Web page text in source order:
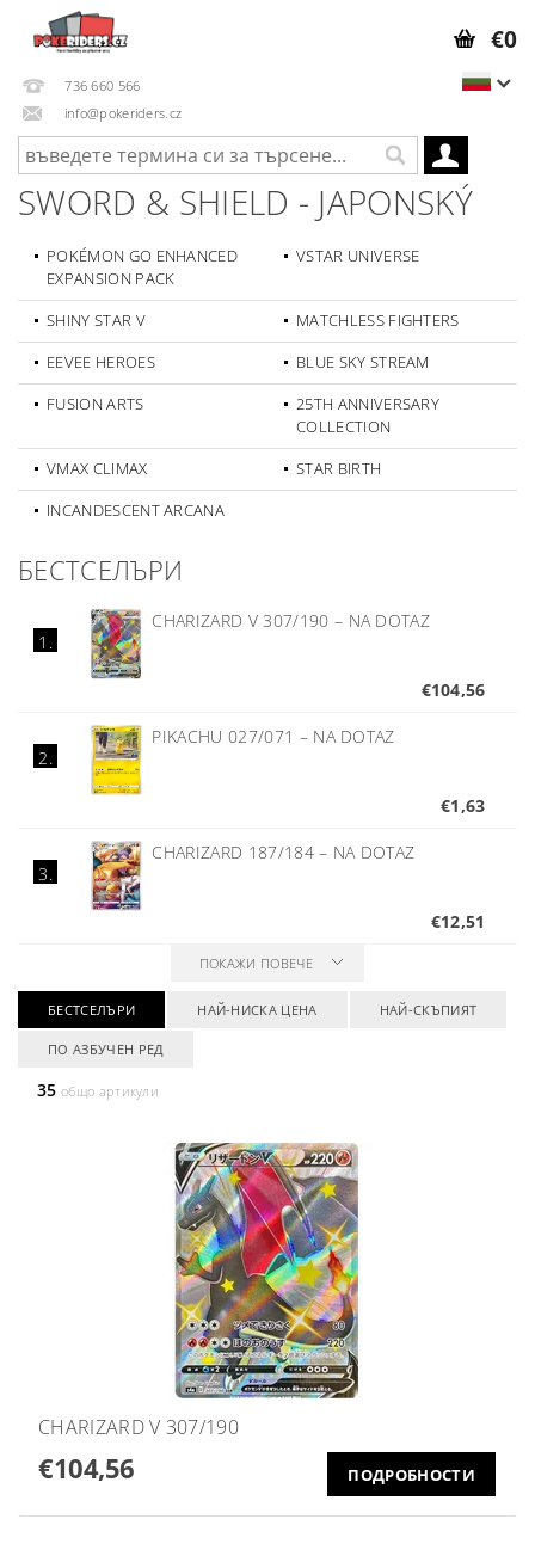
736 660 566
info@pokeriders.cz
€0
SWORD & SHIELD - JAPONSKÝ
POKÉMON GO ENHANCED
EXPANSION PACK
VSTAR UNIVERSE
SHINY STAR V
MATCHLESS FIGHTERS
EEVEE HEROES
BLUE SKY STREAM
FUSION ARTS
25TH ANNIVERSARY
COLLECTION
VMAX CLIMAX
STAR BIRTH
INCANDESCENT ARCANA
БЕСТСЕЛЪРИ
1.
CHARIZARD V 307/190 – NA DOTAZ
€104,56
2.
PIKACHU 027/071 – NA DOTAZ
€1,63
3.
CHARIZARD 187/184– NA DOTAZ
€12,51
ПОКАЖИ ПОВЕЧЕ
БЕСТСЕЛЪРИ НАЙ-НИСКА ЦЕНА НАЙ-СКЪПИЯТ
ПО АЗБУЧЕН РЕД
35 общо артикули
CHARIZARD V 307/190
€104,56 ПОДРОБНОСТИ